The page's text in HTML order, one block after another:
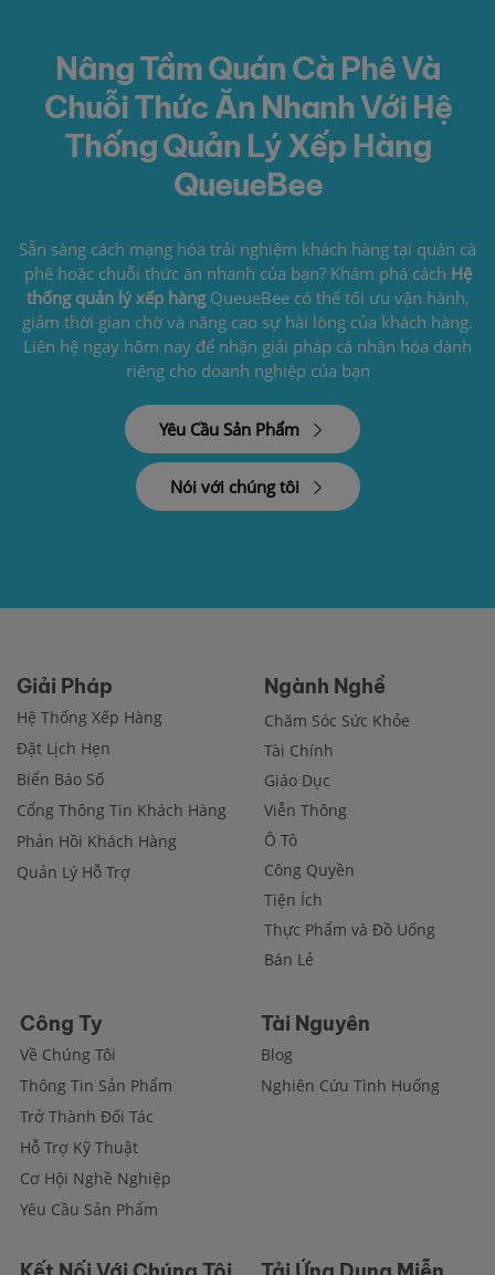
Nâng Tầm Quán Cà Phê Và
Chuỗi Thức Ăn Nhanh Với Hệ
Thống Quản Lý Xếp Hàng
QueueBee
Sẵn sàng cách mạng hóa trải nghiệm khách hàng tại quán cà
phê hoặc chuỗi thức ăn nhanh của bạn? Khám phá cách Hệ
thống quản lý xếp hàngQueueBee có thể tối ưu vận hành,
giảm thời gian chờ và nâng cao sự hài lòng của khách hàng.
Liên hệ ngay hôm nay để nhận giải pháp cá nhân hóa dành
riêng cho doanh nghiệp của bạn
Yêu Cầu Sản Phẩm
Nói với chúng tôi
Giải Pháp
Hệ Thống Xếp Hàng
Đặt Lịch Hẹn
Biển Báo Số
Cổng Thông Tin Khách Hàng
Phản Hồi Khách Hàng
Quản Lý Hỗ Trợ
Ngành Nghề
Chăm Sóc Sức Khỏe
Tài Chính
Giáo Dục
Viễn Thông
Ô Tô
Công Quyền
Tiện Ích
Thực Phẩm và Đồ Uống
Bán Lẻ
Công Ty
Về Chúng Tôi
Thông Tin Sản Phẩm
Trở Thành Đối Tác
Hỗ Trợ Kỹ Thuật
Cơ Hội Nghề Nghiệp
Yêu Cầu Sản Phẩm
Tài Nguyên
Blog
Nghiên Cứu Tình Huống